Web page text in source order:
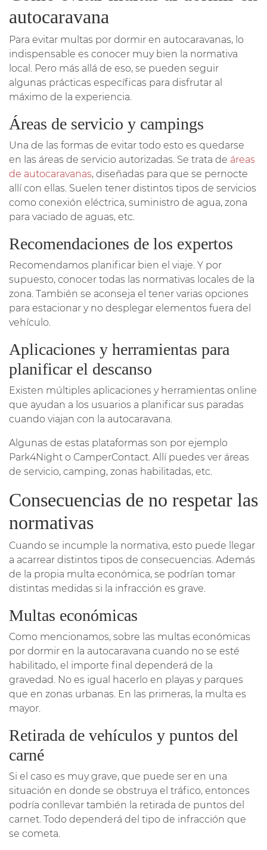
autocaravana
Para evitar multas por dormir en autocaravanas, lo
indispensable es conocer muy bien la normativa
local. Pero más allá de eso, se pueden seguir
algunas prácticas específicas para disfrutar al
máximo de la experiencia.
Áreas de servicio y campings
Una de las formas de evitar todo esto es quedarse
en las áreas de servicio autorizadas. Se trata de áreas
de autocaravanas, diseñadas para que se pernocte
allí con ellas. Suelen tener distintos tipos de servicios
como conexión eléctrica, suministro de agua, zona
para vaciado de aguas, etc.
Recomendaciones de los expertos
Recomendamos planificar bien el viaje. Y por
supuesto, conocer todas las normativas locales de la
zona. También se aconseja el tener varias opciones
para estacionar y no desplegar elementos fuera del
vehículo.
Aplicaciones y herramientas para
planificar el descanso
Existen múltiples aplicaciones y herramientas online
que ayudan a los usuarios a planificar sus paradas
cuando viajan con la autocaravana.
Algunas de estas plataformas son por ejemplo
Park4Night o CamperContact. Allí puedes ver áreas
de servicio, camping, zonas habilitadas, etc.
Consecuencias de no respetar las
normativas
Cuando se incumple la normativa, esto puede llegar
a acarrear distintos tipos de consecuencias. Además
de la propia multa económica, se podrían tomar
distintas medidas si la infracción es grave.
Multas económicas
Como mencionamos, sobre las multas económicas
por dormir en la autocaravana cuando no se esté
habilitado, el importe final dependerá de la
gravedad. No es igual hacerlo en playas y parques
que en zonas urbanas. En las primeras, la multa es
mayor.
Retirada de vehículos y puntos del
carné
Si el caso es muy grave, que puede ser en una
situación en donde se obstruya el tráfico, entonces
podría conllevar también la retirada de puntos del
carnet. Todo dependerá del tipo de infracción que
se cometa.